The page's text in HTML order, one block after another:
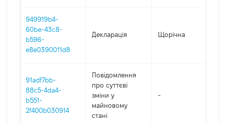
949919b4-
60be-43c8-
b596-
e8e0390011d8
Декларація Щорічна
91adf7bb-
88c5-4da4-
b551-
2f400b030914
Повідомлення
про суттєві
зміни y
майновому
стані
-